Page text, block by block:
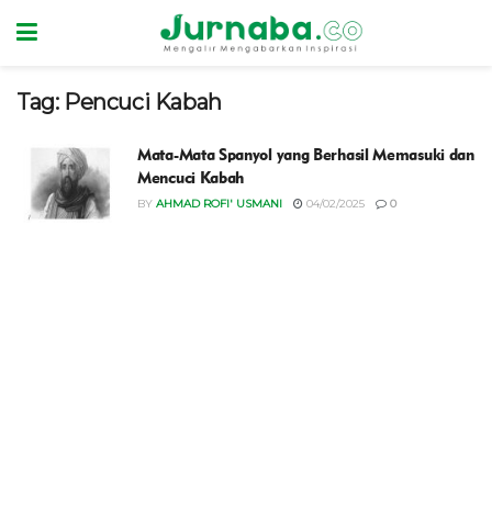
Tag: Pencuci Kabah
Mata-Mata Spanyol yang Berhasil Memasuki dan
Mencuci Kabah
BY AHMAD ROFI' USMANI 04/02/2025 0